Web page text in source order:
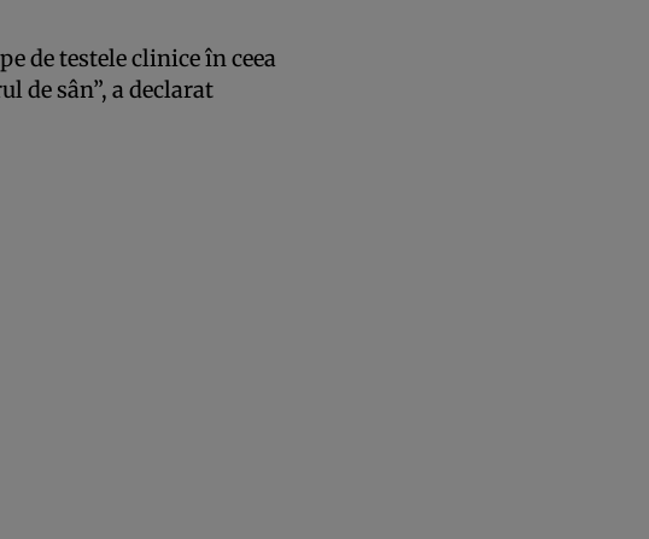
de testele clinice în ceea
de sân”, a declarat